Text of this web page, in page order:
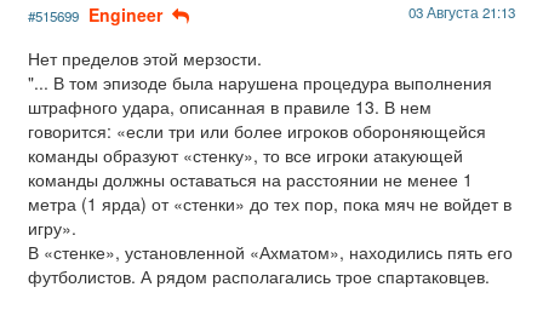
#515699 Engineer 03 Августа 21:13
Нет пределов этой мерзости.
"... В том эпизоде была нарушена процедура выполнения
штрафного удара, описанная в правиле 13. В нем
говорится: «если три или более игроков обороняющейся
команды образуют «стенку», то все игроки атакующей
команды должны оставаться на расстоянии не менее 1
метра (1 ярда) от «стенки» до тех пор, пока мяч не войдет в
игру».
В «стенке», установленной «Ахматом», находились пять его
футболистов. А рядом располагались трое спартаковцев.